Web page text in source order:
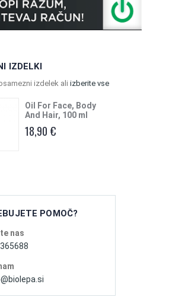
IZDELKI
izdelek ali izberite vse
Oil For Face, Body
And Hair, 100 ml
18,90 €
POMOČ?
nas